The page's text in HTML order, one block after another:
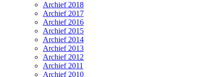
Archief 2018
Archief 2017
Archief 2016
Archief 2015
Archief 2014
Archief 2013
Archief 2012
Archief 2011
Archief 2010